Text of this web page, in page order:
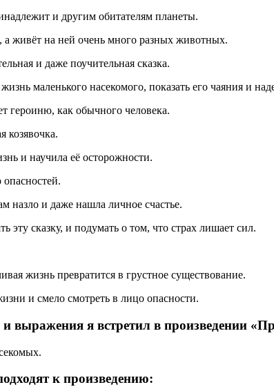
и другим обитателям планеты.
а живёт на ней очень много разных животных.
и даже поучительная сказка.
маленького насекомого, показать его чаяния и
героиню, как обычного человека.
козявочка.
и научила её осторожности.
назло и даже нашла личное счастье.
эту сказку, и подумать о том, что страх лишает сил.
жизнь превратится в грустное существование.
и смело смотреть в лицо опасности.
выражения я встретил в произведении
к произведению: